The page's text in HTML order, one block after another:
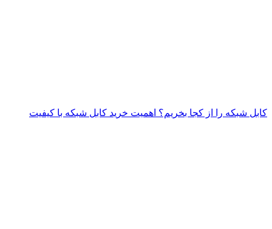
کابل شبکه را از کجا بخریم؟ اهمیت خرید کابل شبکه با کیفیت